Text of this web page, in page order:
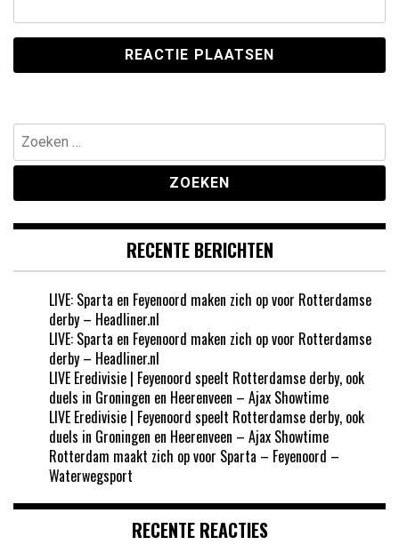
Zoeken
naar:
RECENTE BERICHTEN
LIVE: Sparta en Feyenoord maken zich op voor Rotterdamse
derby – Headliner.nl
LIVE: Sparta en Feyenoord maken zich op voor Rotterdamse
derby – Headliner.nl
LIVE Eredivisie | Feyenoord speelt Rotterdamse derby, ook
duels in Groningen en Heerenveen – Ajax Showtime
LIVE Eredivisie | Feyenoord speelt Rotterdamse derby, ook
duels in Groningen en Heerenveen – Ajax Showtime
Rotterdam maakt zich op voor Sparta – Feyenoord –
Waterwegsport
RECENTE REACTIES